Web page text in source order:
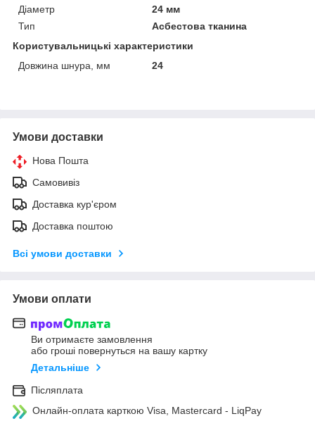
Діаметр
24 мм
Тип
Асбестова тканина
Користувальницькі характеристики
Довжина шнура, мм
24
Умови доставки
Нова Пошта
Самовивіз
Доставка кур'єром
Доставка поштою
Всі умови доставки
Умови оплати
Ви отримаєте замовлення
або гроші повернуться на вашу картку
Детальніше
Післяплата
Онлайн-оплата карткою Visa, Mastercard - LiqPay